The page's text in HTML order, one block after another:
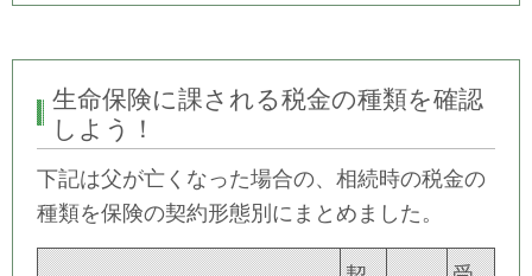
生命保険に課される税金の種類を確認
しよう！
下記は父が亡くなった場合の、相続時の税金の
種類を保険の契約形態別にまとめました。